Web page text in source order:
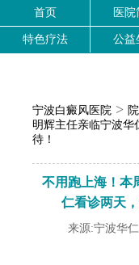
首页 医院
特色疗法 公益
宁波白癜风医院 >
明辉主任亲临宁波华
待！
不用跑上海！本
仁看诊两天
来源:宁波华